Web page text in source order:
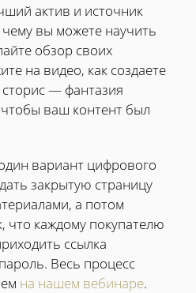
актив и источник
вы можете научить
обзор своих
на видео, как создаете
— фантазия
ваш контент был
вариант цифрового
закрытую страницу
а потом
что каждому покупателю
ссылка
Весь процесс
на нашем вебинаре.